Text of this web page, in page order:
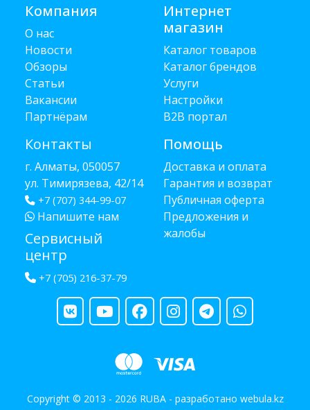
Компания
О нас
Новости
Обзоры
Статьи
Вакансии
Партнёрам
Контакты
г. Алматы, 050057
ул. Тимирязева, 42/14
+7 (707) 344-99-07
Напишите нам
Сервисный
центр
+7 (705) 216-37-79
Интернет
магазин
Каталог товаров
Каталог брендов
Услуги
Настройки
B2B портал
Помощь
Доставка и оплата
Гарантия и возврат
Публичная оферта
Предложения и
жалобы
Copyright © 2013 - 2026 RUBA - разработано webula.kz